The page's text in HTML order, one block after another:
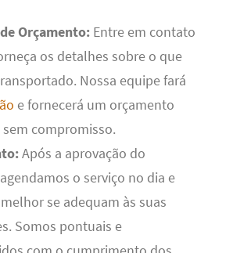
Orçamento: Entre em contato
os detalhes sobre o que
Nossa equipe fará
e fornecerá um orçamento
compromisso.
Após a aprovação do
o serviço no dia e
se adequam às suas
Somos pontuais e